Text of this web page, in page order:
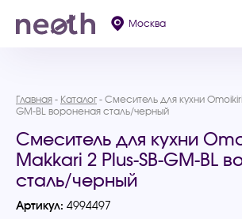
Москва
Главная Каталог
Смеситель для кухни
GM-BL вороненая сталь/черный
Смеситель для кухни
Makkari 2 Plus-SB-GM-BL
сталь/черный
Артикул: 4994497